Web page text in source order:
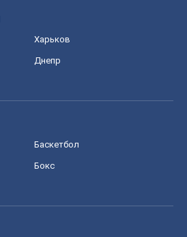
Харьков
Днепр
Баскетбол
Бокс